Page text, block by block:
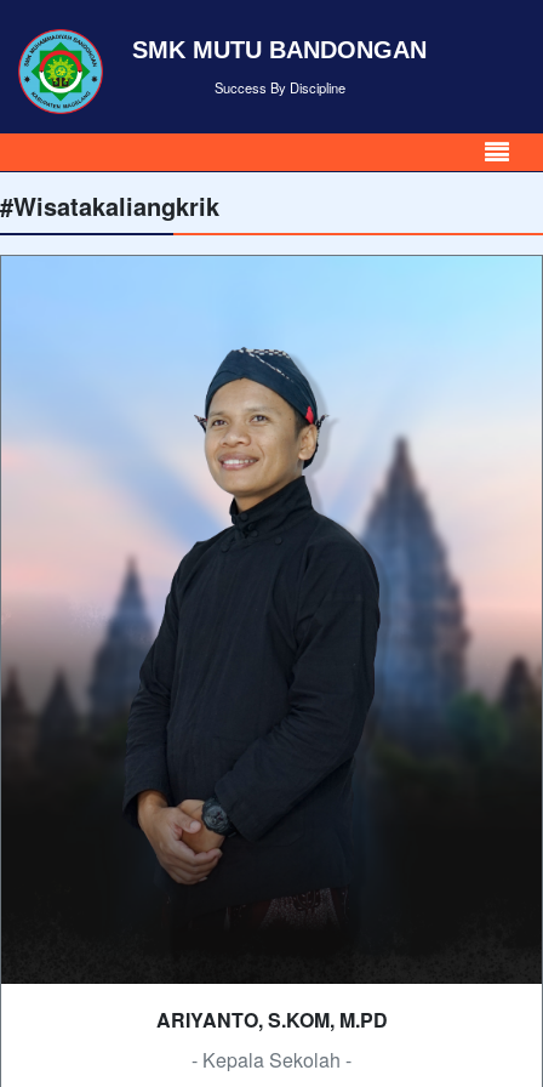
SMK MUTU BANDONGAN
Success By Discipline
#Wisatakaliangkrik
ARIYANTO, S.KOM, M.PD
- Kepala Sekolah -